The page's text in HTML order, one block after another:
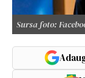
Sursa foto: